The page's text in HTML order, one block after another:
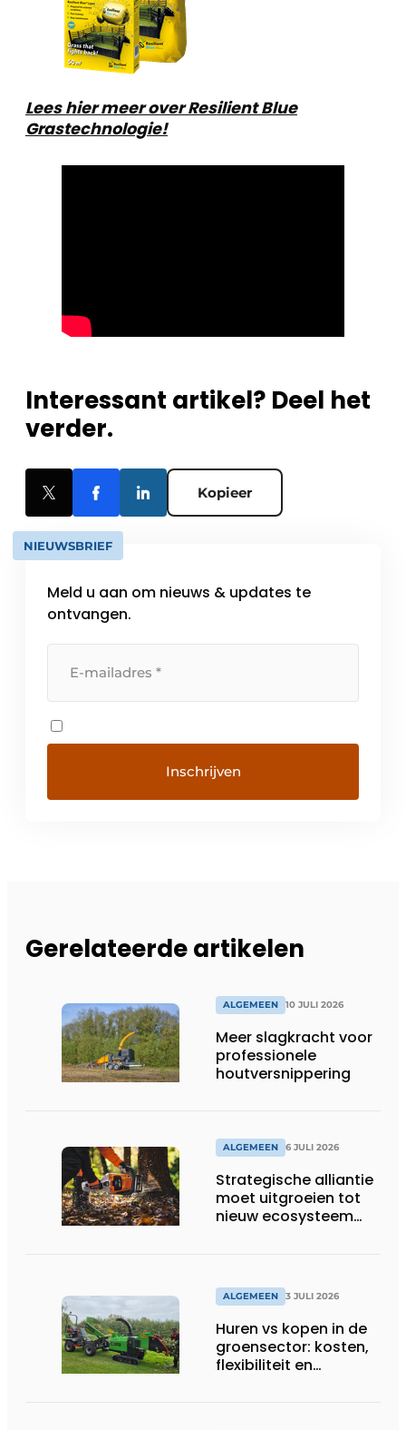
Lees hier meer over Resilient Blue
Grastechnologie!
Interessant artikel? Deel het
verder.
Kopieer
NIEUWSBRIEF
Meld u aan om nieuws & updates te
ontvangen.
Gerelateerde artikelen
ALGEMEEN 10 JULI 2026
Meer slagkracht voor
professionele
houtversnippering
ALGEMEEN 6 JULI 2026
Strategische alliantie
moet uitgroeien tot
nieuw ecosysteem
ALGEMEEN 3 JULI 2026
Huren vs kopen in de
groensector: kosten,
flexibiliteit en